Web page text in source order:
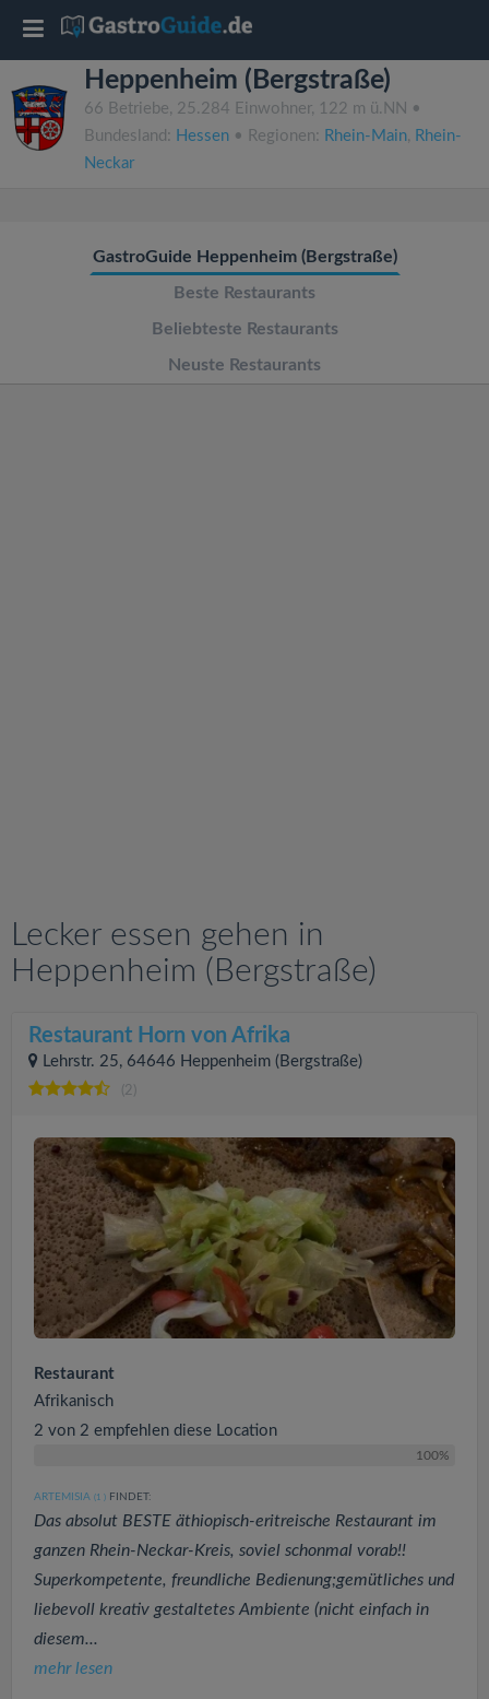
Heppenheim (Bergstraße)
66 Betriebe, 25.284 Einwohner, 122 m ü.NN •
Bundesland: Hessen • Regionen: Rhein-Main, Rhein-
Neckar
GastroGuide Heppenheim (Bergstraße)
Beste Restaurants
Beliebteste Restaurants
Neuste Restaurants
Lecker essen gehen in
Heppenheim (Bergstraße)
Restaurant Horn von Afrika
Lehrstr. 25, 64646 Heppenheim (Bergstraße)
(2)
Restaurant
Afrikanisch
2 von 2 empfehlen diese Location
100%
ARTEMISIA (1 ) FINDET:
Das absolut BESTE äthiopisch-eritreische Restaurant im
ganzen Rhein-Neckar-Kreis, soviel schonmal vorab!!
Superkompetente, freundliche Bedienung;gemütliches und
liebevoll kreativ gestaltetes Ambiente (nicht einfach in
diesem...
mehr lesen
T
o
g